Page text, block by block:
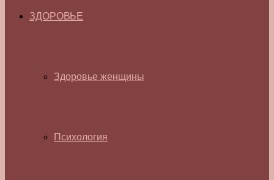
ЗДОРОВЬЕ
Здоровье женщины
Психология